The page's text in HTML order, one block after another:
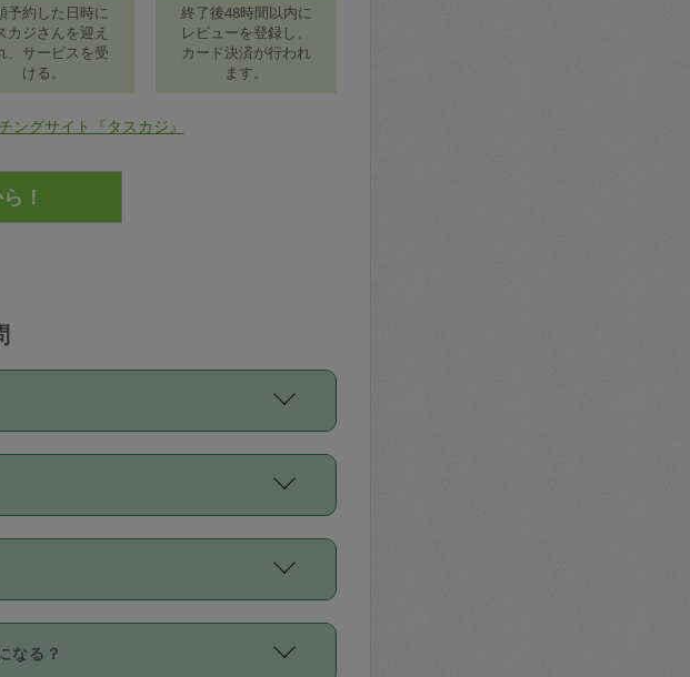
予約した日時に
カジさんを迎え
、サービスを受
ける。
終了後48時間以内に
レビューを登録し、
カード決済が行われ
ます。
ングサイト『タスカジ』
い場合は、延長機能をご利用くださ
相談し、合意の上事前申請すること
ざいません。
んで設定しています。
ー件数、レビューの平均値、などで
ています。
／AMERICAN EXPRESS／Diners
なる？